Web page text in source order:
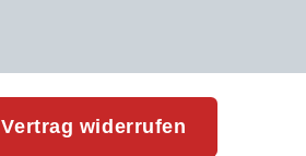
Vertrag widerrufen